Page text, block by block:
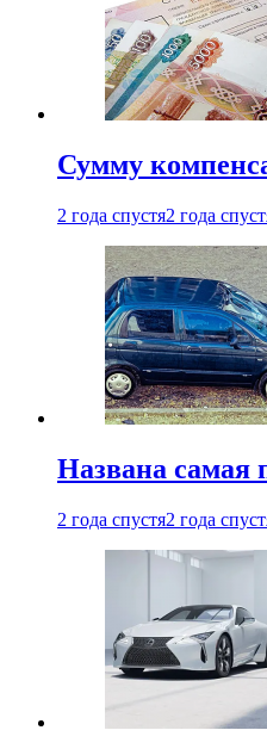
Сумму
2 года спустя2 года
Названа самая
2 года спустя2 года